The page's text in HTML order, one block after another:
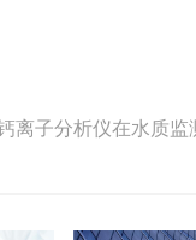
离子分析仪在水质